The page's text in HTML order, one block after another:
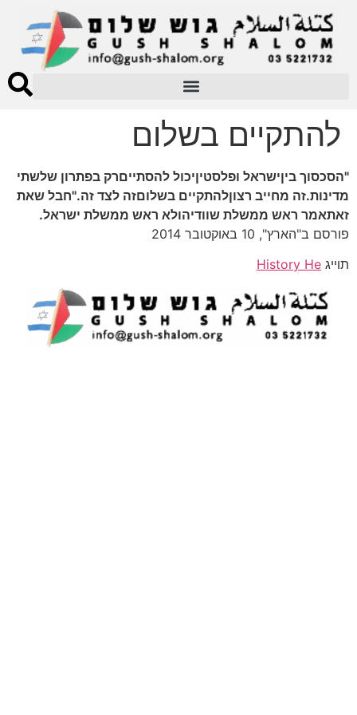
להתקיים בשלום
"הסכסוך ביןישראל ופלסטיןיכול להסתייםרק בפתרון שלשתי
מדינות.זה מחייב רצוןלהתקיים בשלוםזה לצד זה."חבל שאת
זאתאמר ראש ממשלת שוודיהולא ראש ממשלת ישראל.
פורסם ב"הארץ", 10 באוקטובר 2014
תוייג History He